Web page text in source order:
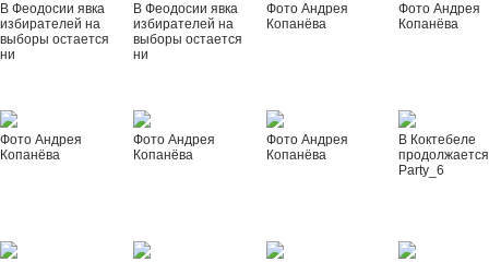
В Феодосии явка
избирателей на
выборы остается
ни
В Феодосии явка
избирателей на
выборы остается
ни
Фото Андрея
Копанёва
Фото Андрея
Копанёва
Фото Андрея
Копанёва
Фото Андрея
Копанёва
Фото Андрея
Копанёва
В Коктебеле
Party_6